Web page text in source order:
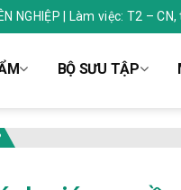
NGHIỆP | Làm việc: T2 –
BỘ SƯU TẬP